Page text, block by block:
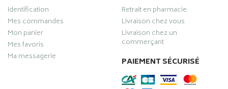
Identification
Mes commandes
Mon panier
Mes favoris
Ma messagerie
Retrait en pharmacie
Livraison chez vous
Livraison chez un
commerçant
PAIEMENT SÉCURISÉ